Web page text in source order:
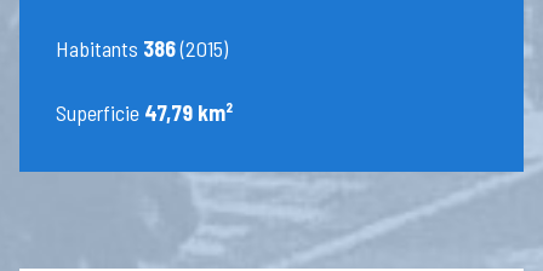
Habitants 386(2015)
Superficie 47,79 km²